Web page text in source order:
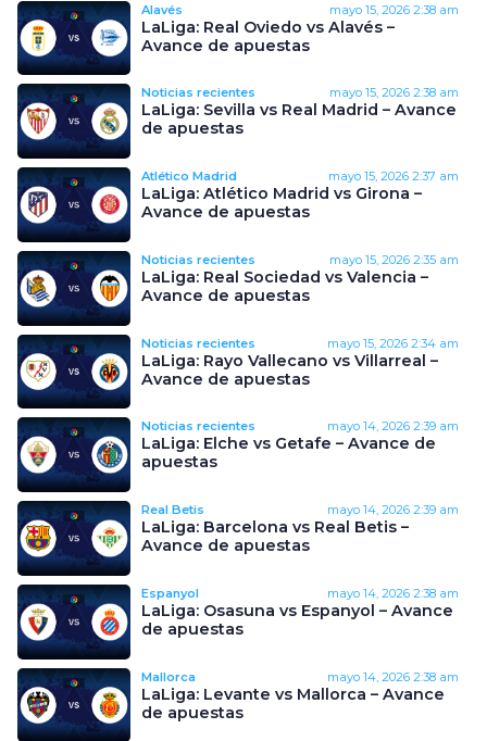
Alavés mayo 15, 2026 2:38 am
LaLiga: Real Oviedo vs Alavés –
Avance de apuestas
Noticias recientes mayo 15, 2026 2:38 am
LaLiga: Sevilla vs Real Madrid – Avance
de apuestas
Atlético Madrid mayo 15, 2026 2:37 am
LaLiga: Atlético Madrid vs Girona –
Avance de apuestas
Noticias recientes mayo 15, 2026 2:35 am
LaLiga: Real Sociedad vs Valencia –
Avance de apuestas
Noticias recientes mayo 15, 2026 2:34 am
LaLiga: Rayo Vallecano vs Villarreal –
Avance de apuestas
Noticias recientes mayo 14, 2026 2:39 am
LaLiga: Elche vs Getafe – Avance de
apuestas
Real Betis mayo 14, 2026 2:39 am
LaLiga: Barcelona vs Real Betis –
Avance de apuestas
Espanyol mayo 14, 2026 2:38 am
LaLiga: Osasuna vs Espanyol – Avance
de apuestas
Mallorca mayo 14, 2026 2:38 am
LaLiga: Levante vs Mallorca – Avance
de apuestas